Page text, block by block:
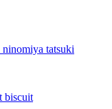
tatsuki
biscuit